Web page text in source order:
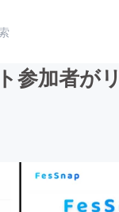
参加者が